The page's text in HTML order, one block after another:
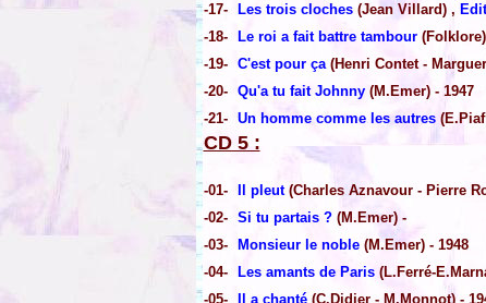
-17-
Les trois cloches (Jean Villard) ,
-18-
Le roi a fait battre tambour
-19-
C'est pour ça(Henri Contet -
-20-
Qu'a tu fait Johnny(M.Emer) - 1947
-21-
Un homme comme les autres(E.Piaf
CD 5 :
-01- Il pleut(Charles Aznavour - Pierre
-02-
Si tu partais ?(M.Emer) -
-03-
Monsieur le noble(M.Emer) - 1948
-04-
Les amants de Paris (L.Ferré-
-05-
Il a chanté(C.Didier - M.Monnot) -